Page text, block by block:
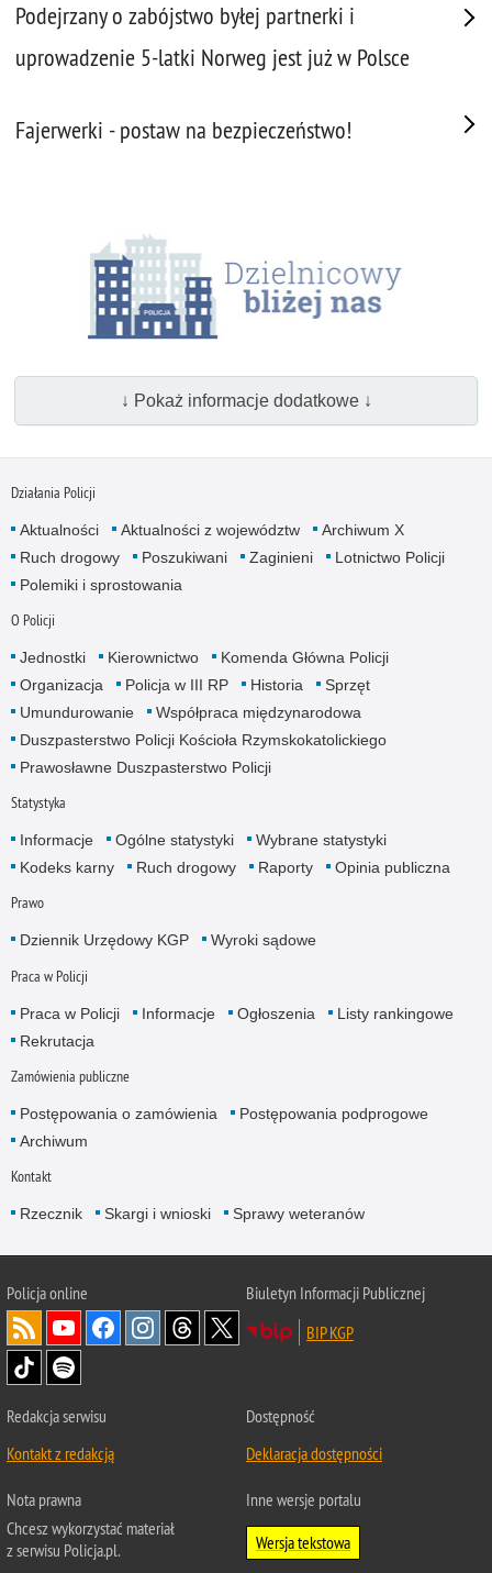
Podejrzany o zabójstwo byłej partnerki i
uprowadzenie 5-latki Norweg jest już w Polsce
Fajerwerki - postaw na bezpieczeństwo!
↓ Pokaż informacje dodatkowe ↓
Działania Policji
Aktualności Aktualności z województw
Archiwum X
Ruch drogowy
Poszukiwani Zaginieni
Lotnictwo Policji
Polemiki i sprostowania
O Policji
Jednostki Kierownictwo
Komenda Główna Policji
Organizacja
Policja w III RP Historia
Sprzęt
Umundurowanie
Współpraca międzynarodowa
Duszpasterstwo Policji Kościoła Rzymskokatolickiego
Prawosławne Duszpasterstwo Policji
Statystyka
Informacje Ogólne statystyki
Wybrane statystyki
Kodeks karny
Ruch drogowy Raporty Opinia publiczna
Prawo
Dziennik Urzędowy KGP Wyroki sądowe
Praca w Policji
Praca w Policji Informacje Ogłoszenia
Listy rankingowe
Rekrutacja
Zamówienia publiczne
Postępowania o zamówienia
Postępowania podprogowe
Archiwum
Kontakt
Rzecznik Skargi i wnioski Sprawy weteranów
Policjaonline
Biuletyn Informacji Publicznej
BIP KGP
Redakcja serwisu
Kontakt z redakcją
Dostępność
Deklaracja dostępności
Nota prawna
Chcesz wykorzystać materiał
z serwisu Policja.pl.
Inne wersje portalu
Wersja tekstowa